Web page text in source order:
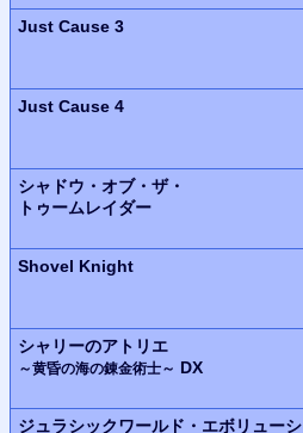
Just Cause 3
Just Cause 4
シャドウ・オブ・ザ・
トゥームレイダー
Shovel Knight
シャリーのアトリエ
～黄昏の海の錬金術士～ DX
ジュラシックワールド・エボリューシ